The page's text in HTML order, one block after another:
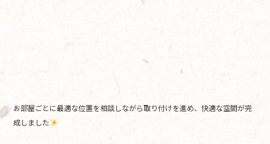
お部屋ごとに最適な位置を相談しながら取り付けを進め、快適な空間が完
成しました